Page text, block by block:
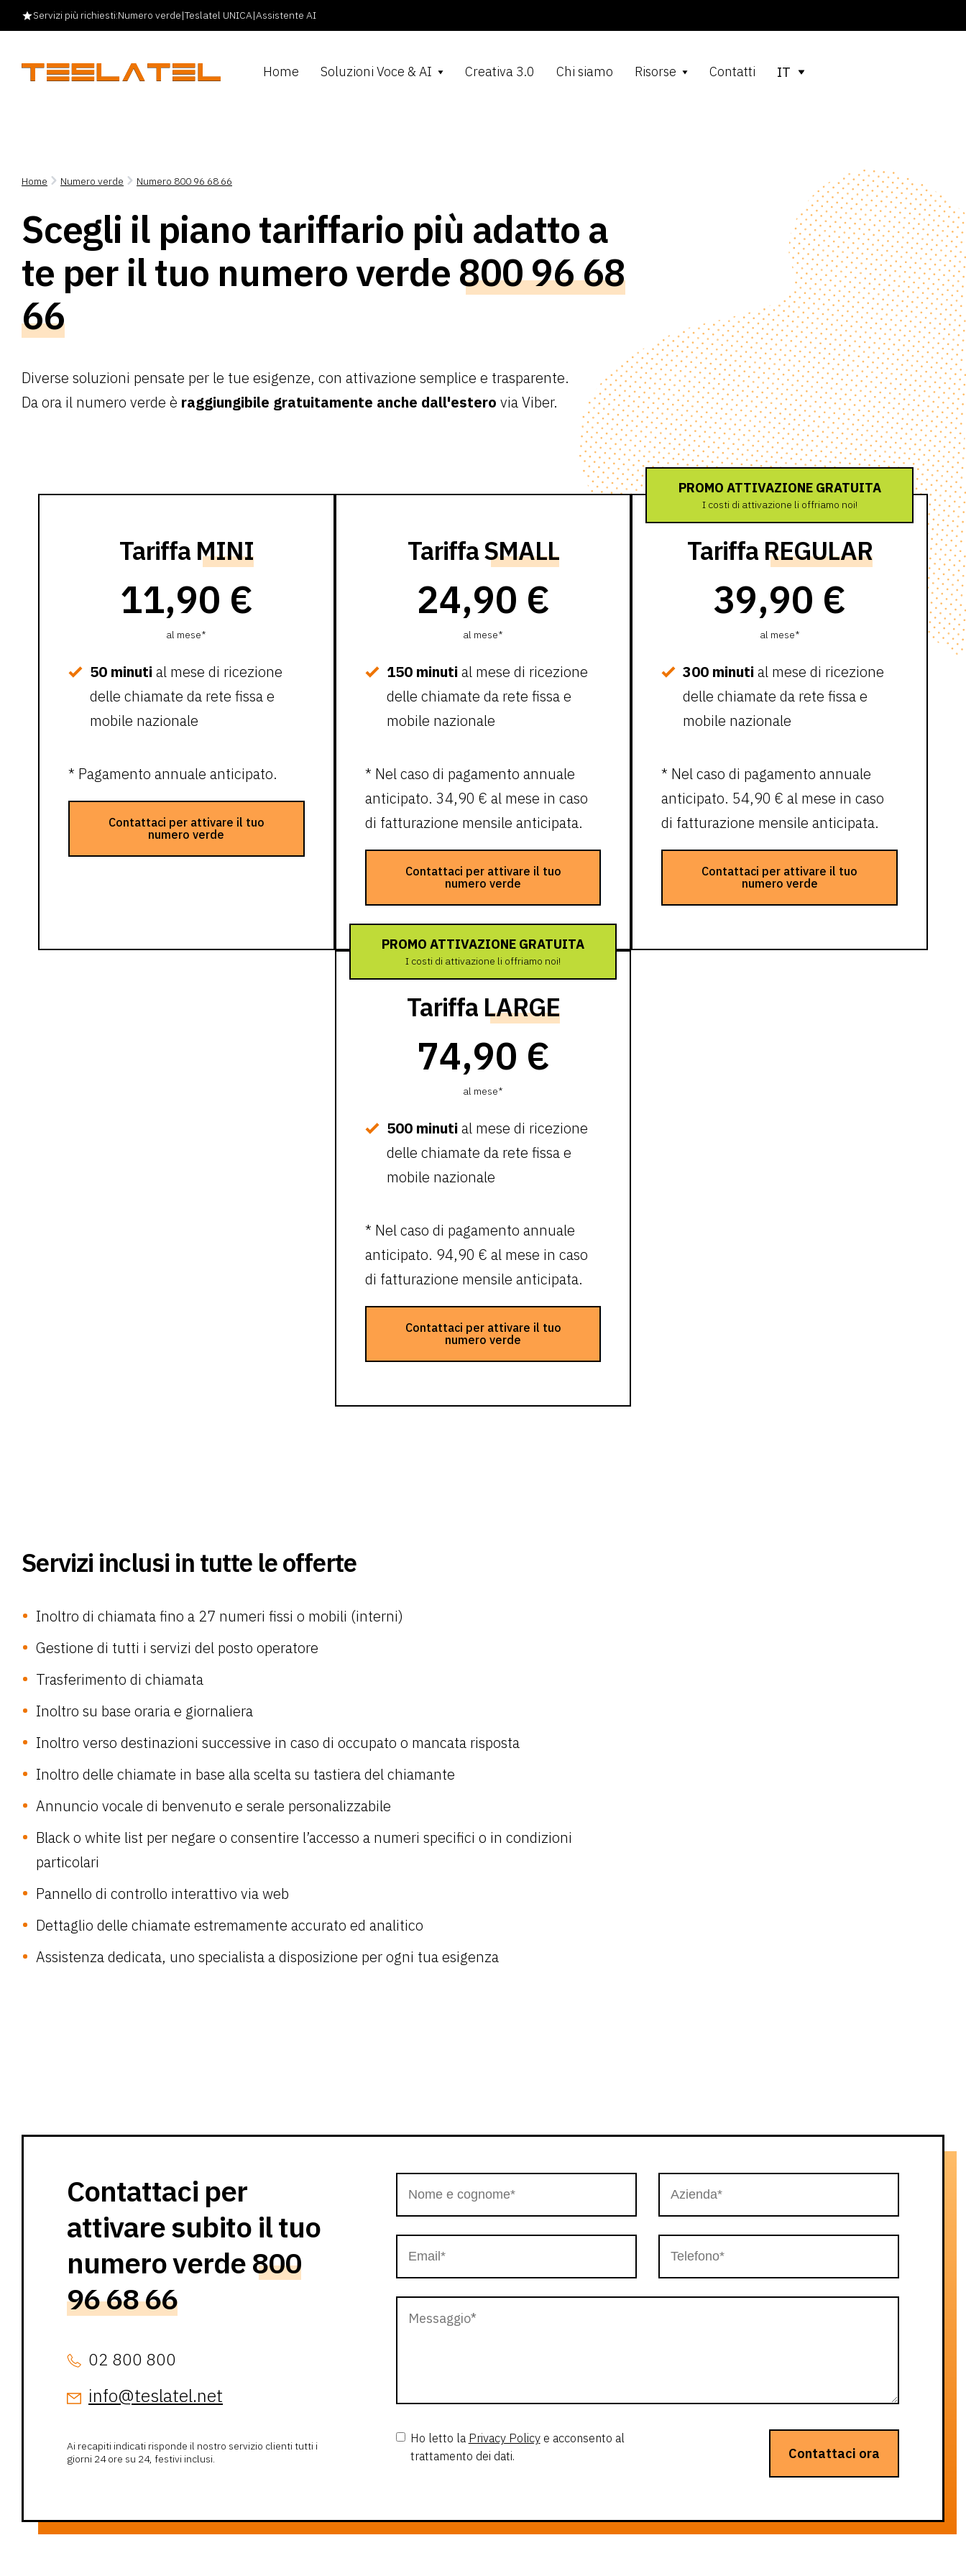
Servizi più richiesti:Numero verde|Teslatel UNICA|Assistente AI
Home Soluzioni Voce & AI Creativa 3.0 Chi siamo Risorse Contatti IT
Home Numero verde Numero 800 96 68 66
Scegli il piano tariffario più adatto a
te per il tuo numero verde 800 96 68
66
Diverse soluzioni pensate per le tue esigenze, con attivazione semplice e trasparente.
Da ora il numero verde è raggiungibile gratuitamente anche dall'estero via Viber.
Tariffa MINI
11,90 €
al mese*
50 minuti al mese di ricezione
delle chiamate da rete fissa e
mobile nazionale
* Pagamento annuale anticipato.
Contattaci per attivare il tuo
numero verde
TariffaSMALL
24,90 €
al mese*
150 minuti al mese di ricezione
delle chiamate da rete fissa e
mobile nazionale
* Nel caso di pagamento annuale
anticipato. 34,90 € al mese in caso
di fatturazione mensile anticipata.
Contattaci per attivare il tuo
numero verde
PROMO ATTIVAZIONE GRATUITA
I costi di attivazione li offriamo noi!
Tariffa REGULAR
39,90 €
al mese*
300 minuti al mese di ricezione
delle chiamate da rete fissa e
mobile nazionale
* Nel caso di pagamento annuale
anticipato. 54,90 € al mese in caso
di fatturazione mensile anticipata.
Contattaci per attivare il tuo
numero verde
PROMO ATTIVAZIONE GRATUITA
I costi di attivazione li offriamo noi!
Tariffa LARGE
74,90 €
al mese*
500 minuti al mese di ricezione
delle chiamate da rete fissa e
mobile nazionale
* Nel caso di pagamento annuale
anticipato. 94,90 € al mese in caso
di fatturazione mensile anticipata.
Contattaci per attivare il tuo
numero verde
Servizi inclusi in tutte le offerte
Inoltro di chiamata fino a 27 numeri fissi o mobili (interni)
Gestione di tutti i servizi del posto operatore
Trasferimento di chiamata
Inoltro su base oraria e giornaliera
Inoltro verso destinazioni successive in caso di occupato o mancata risposta
Inoltro delle chiamate in base alla scelta su tastiera del chiamante
Annuncio vocale di benvenuto e serale personalizzabile
Black o white list per negare o consentire l’accesso a numeri specifici o in condizioni
particolari
Pannello di controllo interattivo via web
Dettaglio delle chiamate estremamente accurato ed analitico
Assistenza dedicata, uno specialista a disposizione per ogni tua esigenza
Contattaci per
attivare subito il tuo
numero verde800
96 68 66
02 800 800
info@teslatel.net
Ai recapiti indicati risponde il nostro servizio clienti tutti i
giorni 24 ore su 24, festivi inclusi.
Ho letto la Privacy Policye acconsento al
trattamento dei dati.
Contattaci ora